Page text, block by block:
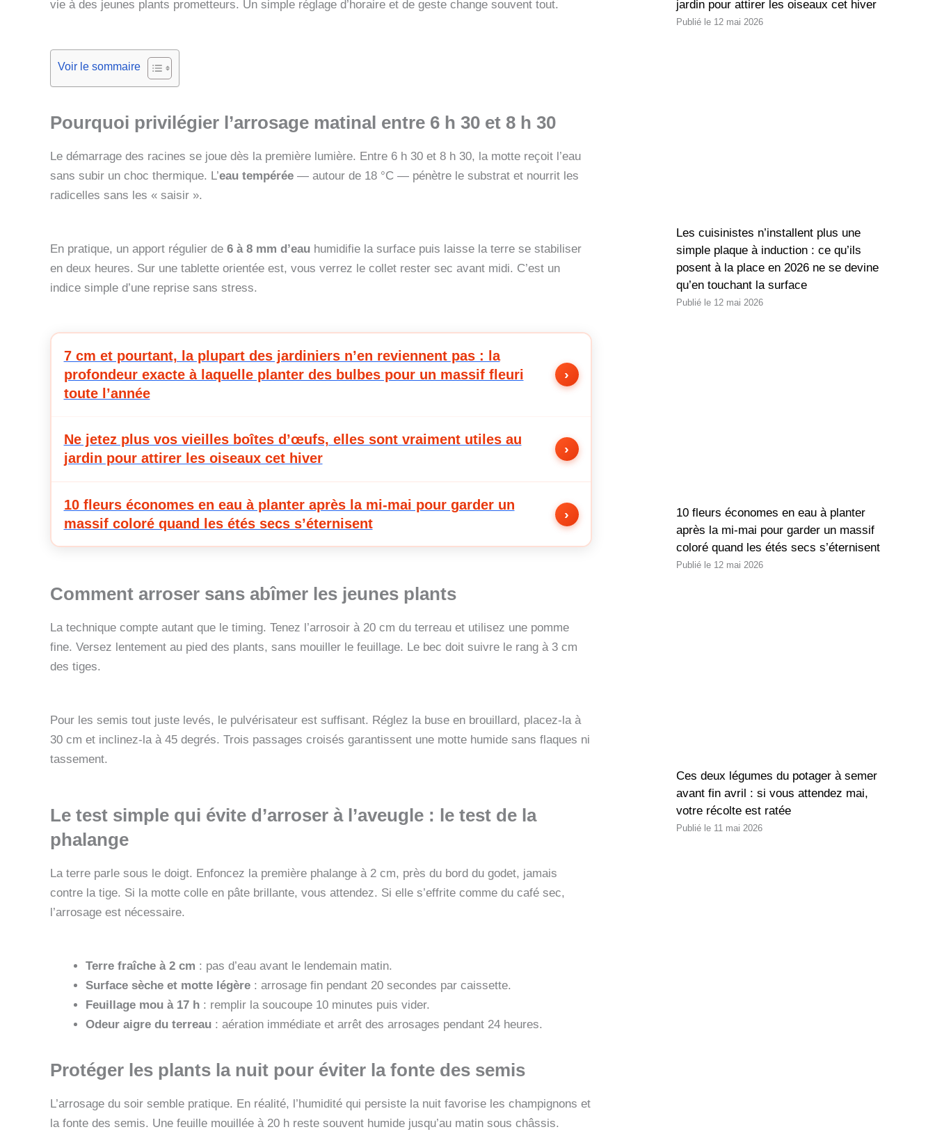
vie à des jeunes plants prometteurs. Un simple réglage d’horaire et de geste change souvent tout.
Voir le sommaire
Pourquoi privilégier l’arrosage matinal entre 6 h 30 et 8 h 30
Le démarrage des racines se joue dès la première lumière. Entre 6 h 30 et 8 h 30, la motte reçoit l’eau
sans subir un choc thermique. L’eau tempérée — autour de 18 °C — pénètre le substrat et nourrit les
radicelles sans les « saisir ».
En pratique, un apport régulier de 6 à 8 mm d’eau humidifie la surface puis laisse la terre se stabiliser
en deux heures. Sur une tablette orientée est, vous verrez le collet rester sec avant midi. C’est un
indice simple d’une reprise sans stress.
7 cm et pourtant, la plupart des jardiniers n’en reviennent pas : la
profondeur exacte à laquelle planter des bulbes pour un massif fleuri
toute l’année
›
Ne jetez plus vos vieilles boîtes d’œufs, elles sont vraiment utiles au
jardin pour attirer les oiseaux cet hiver
›
10 fleurs économes en eau à planter après la mi-mai pour garder un
massif coloré quand les étés secs s’éternisent
›
Comment arroser sans abîmer les jeunes plants
La technique compte autant que le timing. Tenez l’arrosoir à 20 cm du terreau et utilisez une pomme
fine. Versez lentement au pied des plants, sans mouiller le feuillage. Le bec doit suivre le rang à 3 cm
des tiges.
Pour les semis tout juste levés, le pulvérisateur est suffisant. Réglez la buse en brouillard, placez-la à
30 cm et inclinez-la à 45 degrés. Trois passages croisés garantissent une motte humide sans flaques ni
tassement.
Le test simple qui évite d’arroser à l’aveugle : le test de la
phalange
La terre parle sous le doigt. Enfoncez la première phalange à 2 cm, près du bord du godet, jamais
contre la tige. Si la motte colle en pâte brillante, vous attendez. Si elle s’effrite comme du café sec,
l’arrosage est nécessaire.
Terre fraîche à 2 cm : pas d’eau avant le lendemain matin.
Surface sèche et motte légère : arrosage fin pendant 20 secondes par caissette.
Feuillage mou à 17 h : remplir la soucoupe 10 minutes puis vider.
Odeur aigre du terreau : aération immédiate et arrêt des arrosages pendant 24 heures.
Protéger les plants la nuit pour éviter la fonte des semis
L’arrosage du soir semble pratique. En réalité, l’humidité qui persiste la nuit favorise les champignons et
la fonte des semis. Une feuille mouillée à 20 h reste souvent humide jusqu’au matin sous châssis.
jardin pour attirer les oiseaux cet hiver
12 mai 2026
Les cuisinistes n’installent plus une
simple plaque à induction : ce qu’ils
posent à la place en 2026 ne se devine
qu’en touchant la surface
12 mai 2026
10 fleurs économes en eau à planter
après la mi-mai pour garder un massif
coloré quand les étés secs s’éternisent
12 mai 2026
Ces deux légumes du potager à semer
avant fin avril : si vous attendez mai,
votre récolte est ratée
11 mai 2026